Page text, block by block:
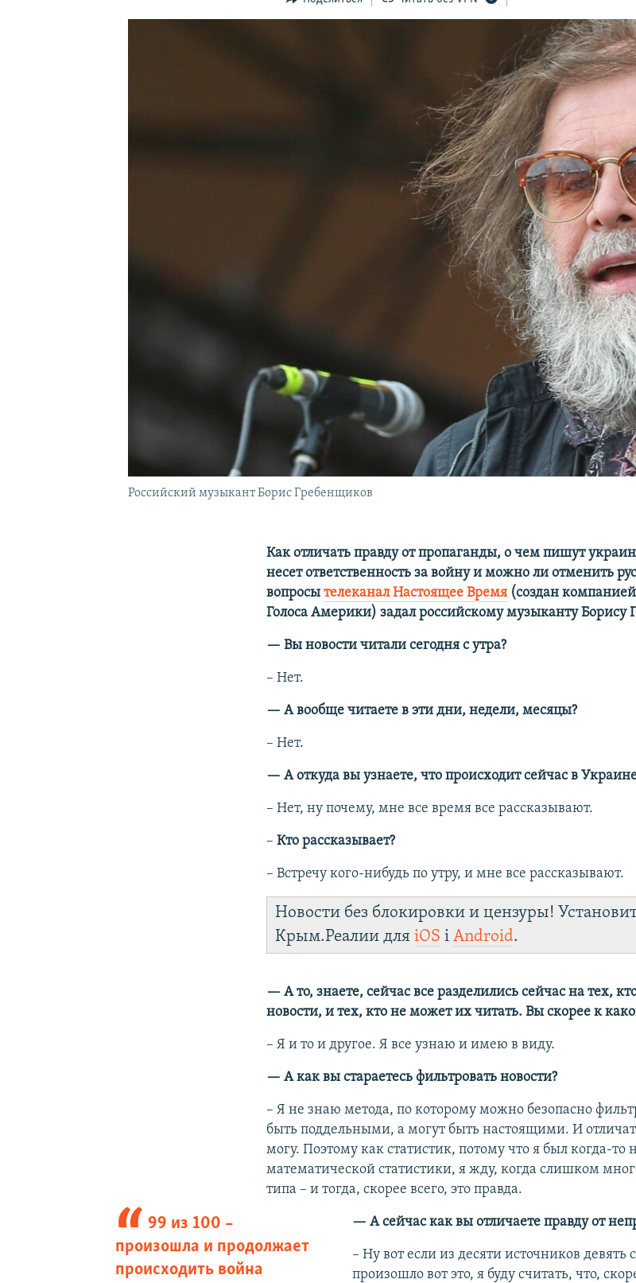
Российский музыкант Борис Гребенщиков
Как отличать правду от пропаганды, о чем пишут
несет ответственность за войну и можно ли отменить
вопросытелеканал Настоящее Время (создан
Голоса Америки) задал российскому музыканту Борису
— Вы новости читали сегодня с утра?
–​ Нет.
— А вообще читаете в эти дни, недели, месяцы?
–​ Нет.
— А откуда вы узнаете, что происходит сейчас в
–​ Нет, ну почему, мне все время все рассказывают.
–​ Кто рассказывает?
–​ Встречу кого-нибудь по утру, и мне все рассказывают.
Новости без блокировки и цензуры!
Крым.Реалии дляiOS іAndroid.
— А то, знаете, сейчас все разделились сейчас на тех,
новости, и тех, кто не может их читать. Вы скорее к
–​ Я и то и другое. Я все узнаю и имею в виду.
— А как вы стараетесь фильтровать новости?
–​ Я не знаю метода, по которому можно безопасно
быть поддельными, а могут быть настоящими. И
могу. Поэтому как статистик, потому что я был когда-то
математической статистики, я жду, когда слишком
типа – и тогда, скорее всего, это правда.
99 из 100 –
произошла и продолжает
происходить война
— А сейчас как вы отличаете правду от
–​ Ну вот если из десяти источников девять
произошло вот это, я буду считать, что,